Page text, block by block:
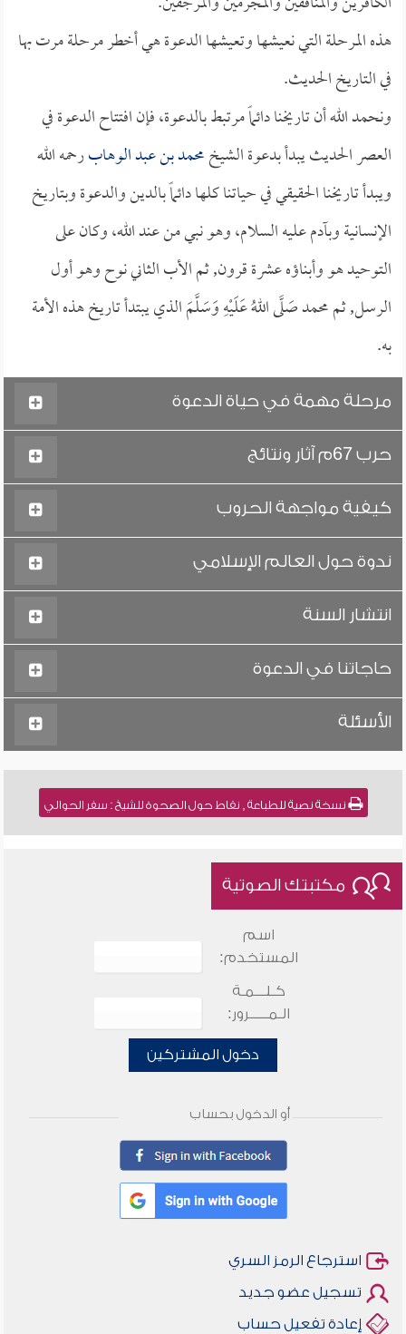
هذه المرحلة التي نعيشها وتعيشها الدعوة هي أخطر مرحلة مرت بها
في التاريخ الحديث.
ونحمد الله أن تاريخنا دائماً مرتبط بالدعوة، فإن افتتاح الدعوة في
العصر الحديث يبدأ بدعوة الشيخمحمد بن عبد الوهابرحمه الله
ويبدأ تاريخنا الحقيقي في حياتنا كلها دائماً بالدين والدعوة وبتاريخ
الإنسانية وبآدم عليه السلام، وهو نبي من عند الله، وكان على
التوحيد هو وأبناؤه عشرة قرون, ثم الأب الثاني نوح وهو أول
الرسل, ثم محمد صَلَّى اللهُ عَلَيْهِ وَسَلَّمَ الذي يبتدأ تاريخ هذه الأمة
به.
مرحلة مهمة في حياة الدعوة
حرب 67م آثار ونتائج
كيفية مواجهة الحروب
ندوة حول العالم الإسلامي
انتشار السنة
حاجاتنا في الدعوة
الأسئلة
نسخة نصية للطباعة , نقاط حول الصحوة للشيخ : سفر الحوالي
مكتبتك الصوتية
اسم
المستخدم:
كـلـــمـة
الـمـــــرور:
دخول المشتركين
أو الدخول بحساب
استرجاع الرمز السري
تسجيل عضو جديد
إعادة تفعيل حساب